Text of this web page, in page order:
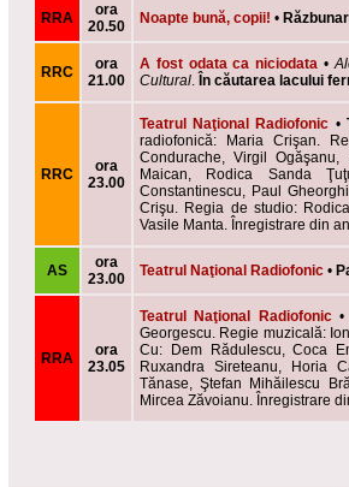
RRA
ora
20.50
Noapte bună, copii! •
RRC
ora
21.00
A fost odata ca niciodata •
Cultural. În căutarea lacului
RRC
ora
23.00
Teatrul Naţional Radiofonic •
radiofonică: Maria Crişan.
Condurache, Virgil
Maican, Rodica Sanda
Constantinescu, Paul
Crişu. Regia de studio:
Vasile Manta. Înregistrare din
AS
ora
23.00
Teatrul Naţional Radiofonic •
RRA
ora
23.05
Teatrul Naţional Radiofonic •
Georgescu. Regie muzicală:
Cu: Dem Rădulescu, Coca
Ruxandra Sireteanu, Horia
Tănase, Ştefan Mihăilescu
Mircea Zăvoianu. Înregistrare